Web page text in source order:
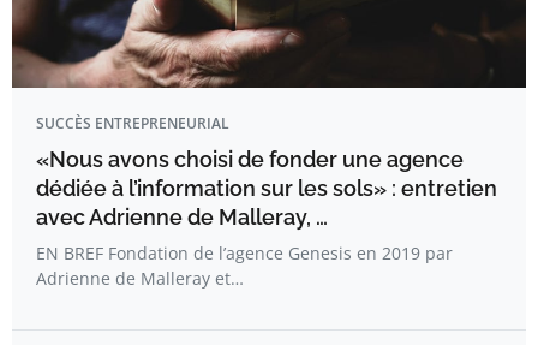
SUCCÈS ENTREPRENEURIAL
«Nous avons choisi de fonder une agence
dédiée à l’information sur les sols» : entretien
avec Adrienne de Malleray, …
EN BREF Fondation de l’agence Genesis en 2019 par
Adrienne de Malleray et…